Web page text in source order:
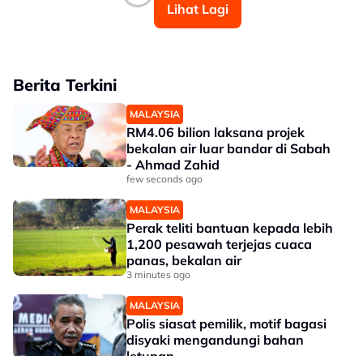
Lihat Lagi
Berita Terkini
MALAYSIA
RM4.06 bilion laksana projek
bekalan air luar bandar di Sabah
- Ahmad Zahid
few seconds ago
MALAYSIA
Perak teliti bantuan kepada lebih
1,200 pesawah terjejas cuaca
panas, bekalan air
3 minutes ago
MALAYSIA
Polis siasat pemilik, motif bagasi
disyaki mengandungi bahan